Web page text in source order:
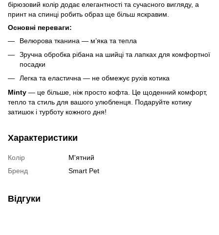
бірюзовий колір додає елегантності та сучасного вигляду, а
принт на спинці робить образ ще більш яскравим.
Основні переваги:
Велюрова тканина — м’яка та тепла
Зручна обробка рібана на шийці та лапках для комфортної
посадки
Легка та еластична — не обмежує рухів котика
Minty — це більше, ніж просто кофта. Це щоденний комфорт,
тепло та стиль для вашого улюбленця. Подаруйте котику
затишок і турботу кожного дня!
Характеристики
Колір
М'ятний
Бренд
Smart Pet
Відгуки